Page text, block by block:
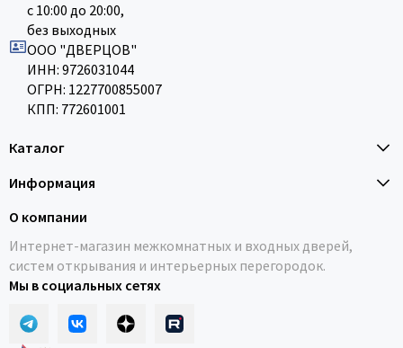
с 10:00 до 20:00,
без выходных
ООО "ДВЕРЦОВ"
ИНН: 9726031044
ОГРН: 1227700855007
КПП: 772601001
Каталог
Информация
О компании
Интернет-магазин межкомнатных и входных дверей,
систем открывания и интерьерных перегородок.
Мы в социальных сетях